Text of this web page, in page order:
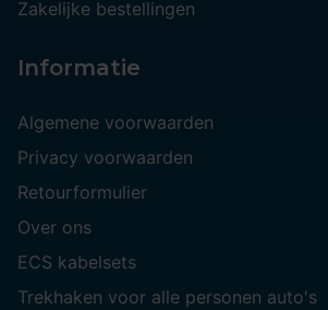
Zakelijke bestellingen
Informatie
Algemene voorwaarden
Privacy voorwaarden
Retourformulier
Over ons
ECS kabelsets
Trekhaken voor alle personen auto's